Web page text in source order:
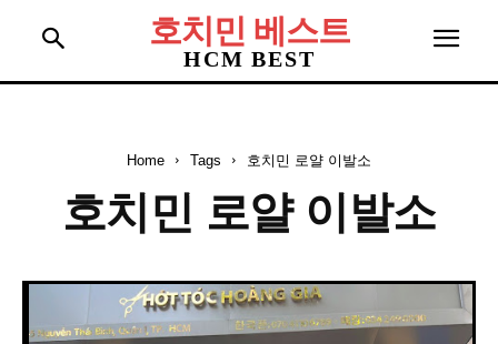
호치민 베스트
HCM BEST
Home Tags 호치민 로얄 이발소
호치민 로얄 이발소